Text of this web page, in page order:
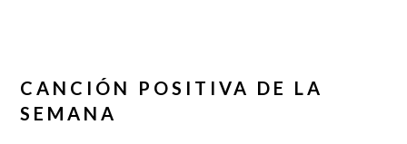
CANCIÓN POSITIVA DE LA
SEMANA